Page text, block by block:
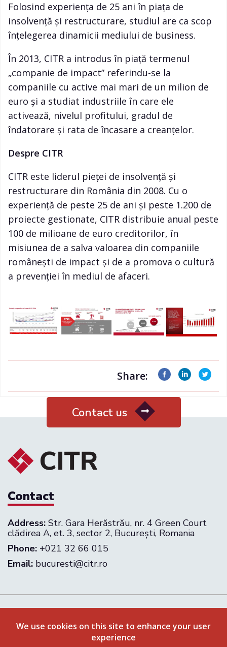
Folosind experiența de 25 ani în piața de
insolvență și restructurare, studiul are ca scop
înțelegerea dinamicii mediului de business.
În 2013, CITR a introdus în piață termenul
„companie de impact” referindu-se la
companiile cu active mai mari de un milion de
euro și a studiat industriile în care ele
activează, nivelul profitului, gradul de
îndatorare și rata de încasare a creanțelor.
Despre CITR
CITR este liderul pieței de insolvență și
restructurare din România din 2008. Cu o
experiență de peste 25 de ani și peste 1.200 de
proiecte gestionate, CITR distribuie anual peste
100 de milioane de euro creditorilor, în
misiunea de a salva valoarea din companiile
românești de impact și de a promova o cultură
a prevenției în mediul de afaceri.
Share:
Contact us
Contact
Address: Str. Gara Herăstrău, nr. 4 Green Court
clădirea A, et. 3, sector 2, București, Romania
Phone: +021 32 66 015
Email: bucuresti@citr.ro
Follow us on:
Privacy Policy
We use cookies on this site to enhance your user
experience